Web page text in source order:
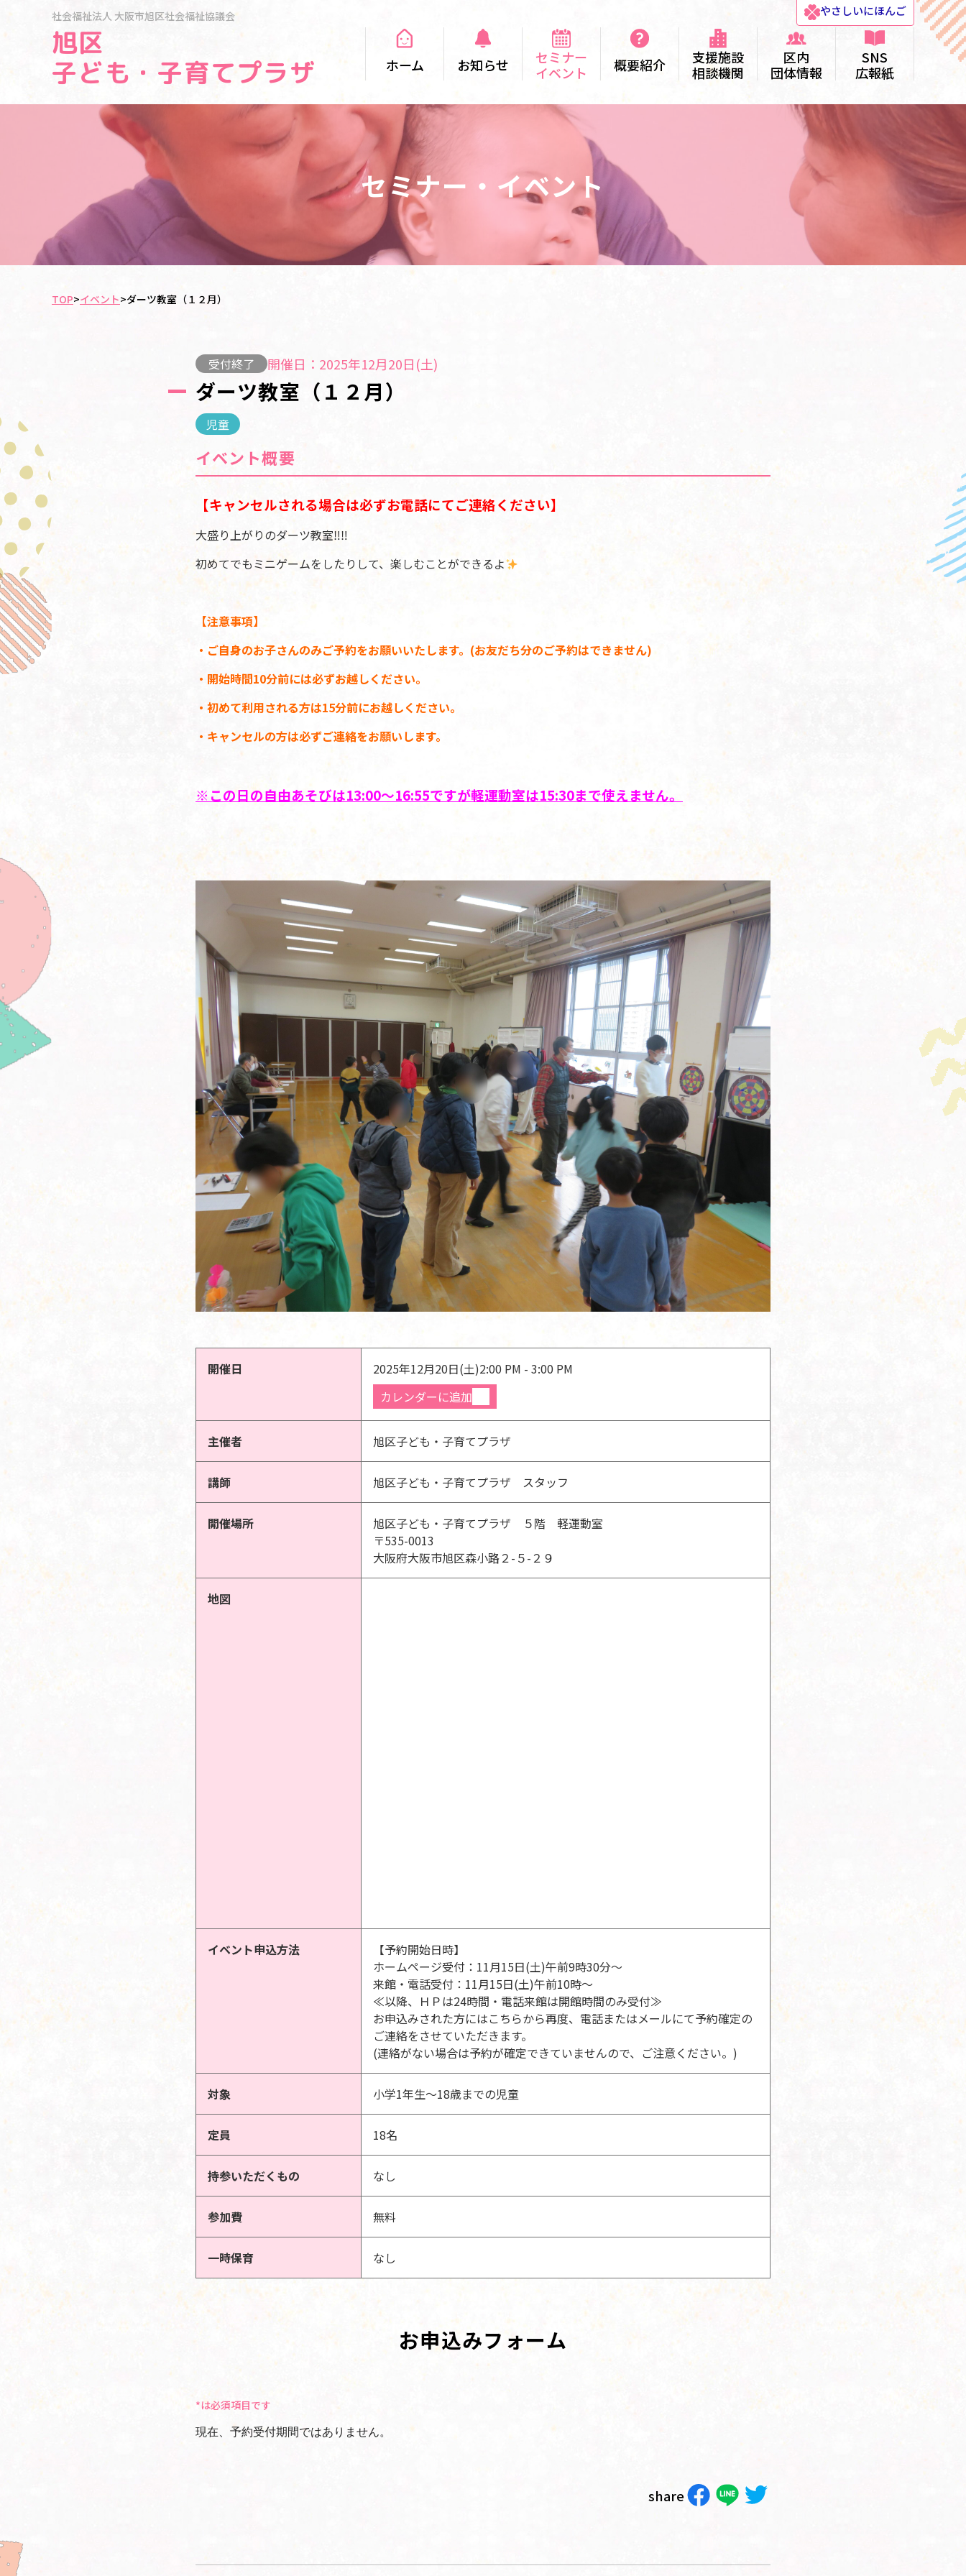
社会福祉法人 大阪市旭区社会福祉協議会
旭区
子ども・子育てプラザ
やさしいにほんご
ホーム お知らせ
セミナー
イベント
概要紹介
支援施設
相談機関
区内
団体情報
SNS
広報紙
セミナー・イベント
TOP>イベント>ダーツ教室（１２月）
受付終了 開催日：2025年12月20日(土)
ダーツ教室（１２月）
児童
イベント概要
【キャンセルされる場合は必ずお電話にてご連絡ください】
大盛り上がりのダーツ教室‼‼
初めてでもミニゲームをしたりして、楽しむことができるよ
【注意事項】
・ご自身のお子さんのみご予約をお願いいたします。(お友だち分のご予約はできません)
・開始時間10分前には必ずお越しください。
・初めて利用される方は15分前にお越しください。
・キャンセルの方は必ずご連絡をお願いします。
※この日の自由あそびは13:00～16:55ですが軽運動室は15:30まで使えません。
開催日 2025年12月20日(土)2:00 PM - 3:00 PM
カレンダーに追加
主催者 旭区子ども・子育てプラザ
講師 旭区子ども・子育てプラザ スタッフ
開催場所
旭区子ども・子育てプラザ ５階 軽運動室
〒535-0013
大阪府大阪市旭区森小路２-５-２９
地図
イベント申込方法
【予約開始日時】
ホームページ受付：11月15日(土)午前9時30分～
来館・電話受付：11月15日(土)午前10時～
≪以降、ＨＰは24時間・電話来館は開館時間のみ受付≫
お申込みされた方にはこちらから再度、電話またはメールにて予約確定の
ご連絡をさせていただきます。
(連絡がない場合は予約が確定できていませんので、ご注意ください。)
対象 小学1年生～18歳までの児童
定員 18名
持参いただくもの なし
参加費 無料
一時保育 なし
お申込みフォーム
*は必須項目です
現在、予約受付期間ではありません。
share